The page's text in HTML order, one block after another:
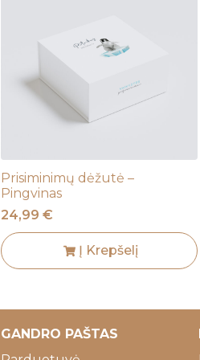
Prisiminimų dėžutė –
Pingvinas
24,99 €
Į Krepšelį
GANDRO PAŠTAS